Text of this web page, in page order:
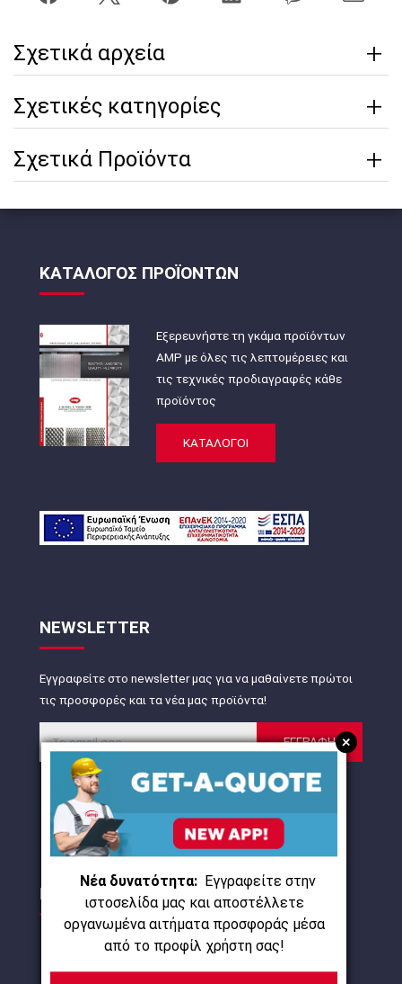
Σχετικά αρχεία
Σχετικές κατηγορίες
Σχετικά Προϊόντα
+
Νέα δυνατότητα: Εγγραφείτε στην
ιστοσελίδα μας και αποστέλλετε
οργανωμένα αιτήματα προσφοράς μέσα
από το προφίλ χρήστη σας!
ΚΑΤΑΛΟΓΟΣ ΠΡΟΪΟΝΤΩΝ
Εξερευνήστε τη γκάμα προϊόντων
AMP με όλες τις λεπτομέρειες και
τις τεχνικές προδιαγραφές κάθε
προϊόντος
ΚΑΤΑΛΟΓΟΙ
NEWSLETTER
Εγγραφείτε στο newsletter μας για να μαθαίνετε πρώτοι
τις προσφορές και τα νέα μας προϊόντα!
ΕΓΓΡΑΦΗ
Συμφωνώ με τους όρους χρήσηςκαι τη πολιτική
προστασίας προσωπικών δεδομένων
ΠΙΣΤΟΠΟΙΗΣΕΙΣ